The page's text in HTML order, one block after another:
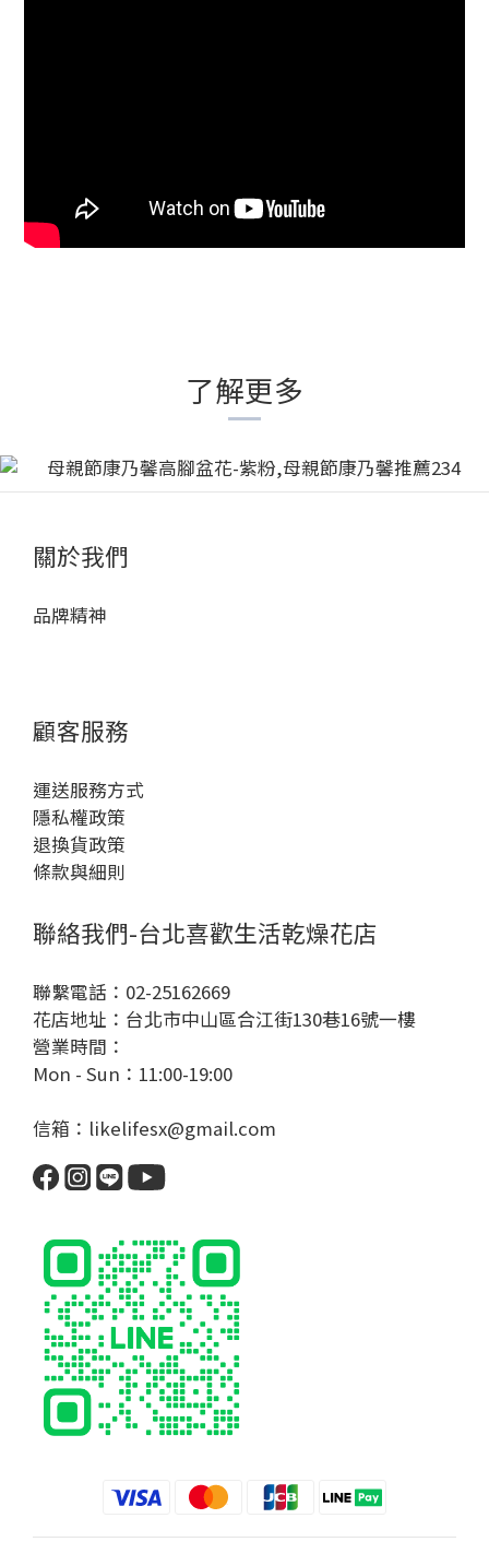
了解更多
關於我們
品牌精神
顧客服務
運送服務方式
隱私權政策
退換貨政策
條款與細則
聯絡我們-台北喜歡生活乾燥花店
聯繫電話：02-25162669
花店地址：台北市中山區合江街130巷16號一樓
營業時間：
Mon - Sun：11:00-19:00
信箱：likelifesx@gmail.com